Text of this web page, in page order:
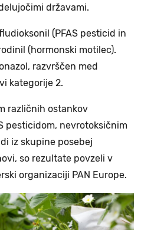
državami.
(PFAS pesticid in
(hormonski motilec).
razvrščen med
kategorije 2.
različnih ostankov
pesticidom, nevrotoksičnim
iz skupine posebej
so rezultate povzeli v
organizaciji PAN Europe.